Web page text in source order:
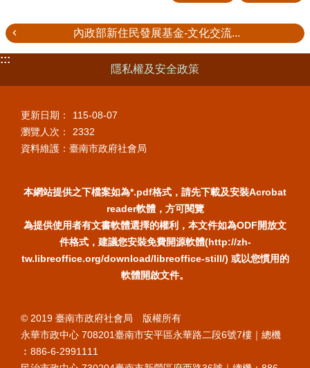
內政部新住民發展基金-文化交流...
:::
隱私權及安全政策
更新日期：
115-08-07
瀏覽人次：
2332
資料維護：臺南市政府社會局
本網站提供之下檔案如為*.pdf格式，請先下載及安裝Acrobat
reader軟體，方可閱覽
為提供使用者有文書軟體選擇的權利，本文件如為ODF開放文
件格式，建議您安裝免費開源軟體(http://zh-
tw.libreoffice.org/download/libreoffice-still/) 或以您慣用的
軟體開啟文件。
© 2019 臺南市政府社會局 版權所有
永華市政中心 708201臺南市安平區永華路二段6號7樓｜總機
︰886-6-2991111